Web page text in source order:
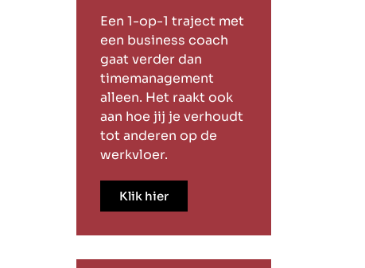
Een 1-op-1 traject met
een business coach
gaat verder dan
timemanagement
alleen. Het raakt ook
aan hoe jij je verhoudt
tot anderen op de
werkvloer.
Klik hier